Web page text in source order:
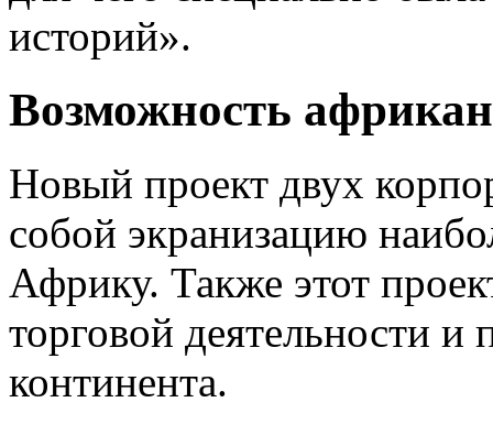
историй».
Возможность
Новый проект двух
собой экранизацию
Африку. Также этот
торговой деятельности и
континента.